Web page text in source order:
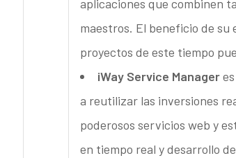
aplicaciones que combinen
maestros. El beneficio de
proyectos de este tiempo
iWay Service Manageres
a reutilizar las inversiones
poderosos servicios web y
en tiempo real y desarrollo